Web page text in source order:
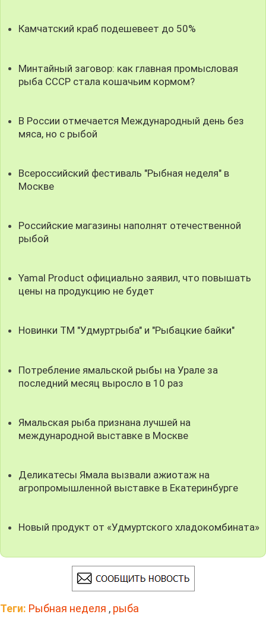
Камчатский краб подешевеет до 50%
Минтайный заговор: как главная промысловая
рыба СССР стала кошачьим кормом?
В России отмечается Международный день без
мяса, но с рыбой
Всероссийский фестиваль "Рыбная неделя" в
Москве
Российские магазины наполнят отечественной
рыбой
Yamal Product официально заявил, что повышать
цены на продукцию не будет
Новинки ТМ "Удмуртрыба" и "Рыбацкие байки"
Потребление ямальской рыбы на Урале за
последний месяц выросло в 10 раз
Ямальская рыба признана лучшей на
международной выставке в Москве
Деликатесы Ямала вызвали ажиотаж на
агропромышленной выставке в Екатеринбурге
Новый продукт от «Удмуртского хладокомбината»
Теги: Рыбная неделя , рыба